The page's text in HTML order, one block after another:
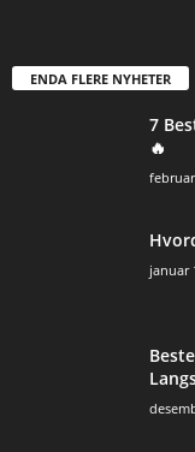
ENDA FLERE NYHETER
7
🔥
januar